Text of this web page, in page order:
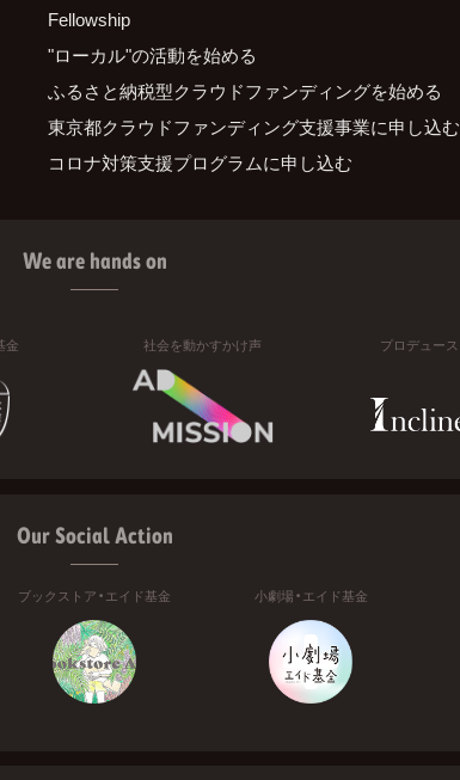
Fellowship
"ローカル"の活動を始める
ふるさと納税型クラウドファンディングを始める
東京都クラウドファンディング支援事業に申し込む
コロナ対策支援プログラムに申し込む
We are hands on
金 社会を動かすかけ声 プロデュース
Our Social Action
ブックストア・エイド基金 小劇場・エイド基金